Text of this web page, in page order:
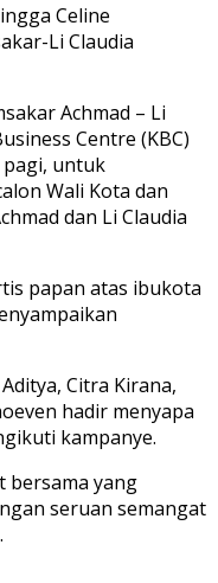
Celine
Li Claudia
Achmad – Li
Centre (KBC)
pagi, untuk
Wali Kota dan
dan Li Claudia
papan atas ibukota
Citra Kirana,
hadir menyapa
kampanye.
bersama yang
seruan semangat